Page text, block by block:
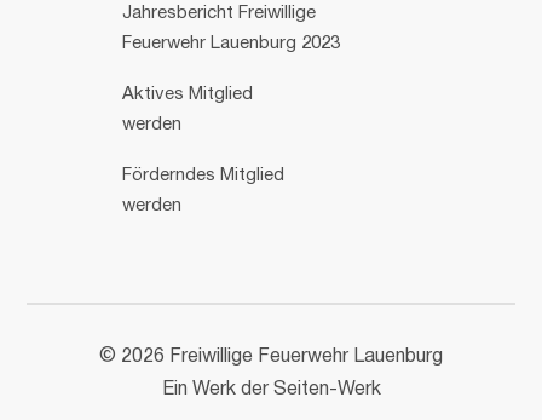
Jahresbericht Freiwillige
Feuerwehr Lauenburg 2023
Aktives Mitglied
werden
Förderndes Mitglied
werden
© 2026 Freiwillige Feuerwehr Lauenburg
Ein Werk der Seiten-Werk